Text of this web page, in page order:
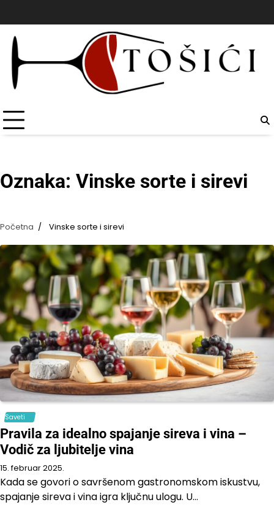
to
content
Oznaka: Vinske sorte i sirevi
Početna Vinske sorte i sirevi
Saveti
Pravila za idealno spajanje sireva i vina –
Vodič za ljubitelje vina
15. februar 2025.
Kada se govori o savršenom gastronomskom iskustvu,
spajanje sireva i vina igra ključnu ulogu. U…